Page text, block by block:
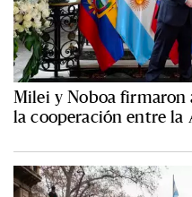
Milei y Noboa firmaron
la cooperación entre la